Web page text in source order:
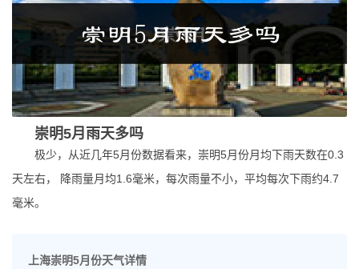
崇明5月雨天多吗
极少，从近几年5月份数据看来，崇明5月份月均下雨天数在0.3
天左右， 降雨量月均1.6毫米，每次雨量不小，平均每次下雨约4.7
毫米。
上海崇明5月份天气详情